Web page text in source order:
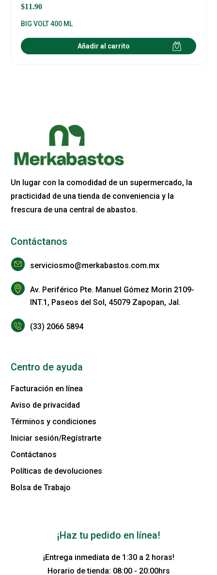
$11.90
BIG VOLT 400 ML
Añadir al carrito
Un lugar con la comodidad de un supermercado, la
practicidad de una tienda de conveniencia y la
frescura de una central de abastos.
Contáctanos
serviciosmo@merkabastos.com.mx
Av. Periférico Pte. Manuel Gómez Morin 2109-
INT.1, Paseos del Sol, 45079 Zapopan, Jal.
(33) 2066 5894
Centro de ayuda
Facturación en línea
Aviso de privacidad
Términos y condiciones
Iniciar sesión/Regístrarte
Contáctanos
Políticas de devoluciones
Bolsa de Trabajo
¡Haz tu pedido en línea!
¡Entrega inmediata de 1:30 a 2 horas!
Horario de tienda: 08:00 - 20:00hrs